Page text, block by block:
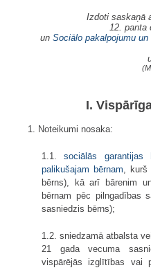
Izdoti saskaņā
12. panta
un Sociālo pakalpojumu
I.
1. Noteikumi nosaka:
1.1.sociālās
palikušajam bērnam ,
bērns), kā arī bārenim
bērnam pēc pilngadības
sasniedzis bērns);
1.2. sniedzamā atbalsta
21 gada vecuma
vispārējās izglītības vai